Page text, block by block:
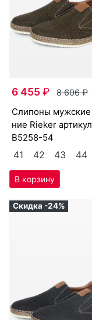
6 455₽ 8 606₽
сли­поны мужс­кие лет­
ние Ri­eker артикул
B5258-54
41 42 43 44
Скидка -24%